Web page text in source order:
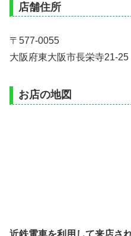
店舗住所
〒577-0055
大阪府東大阪市長栄寺21-25
お店の地図
近鉄電車を利用して来店さ